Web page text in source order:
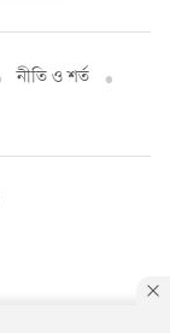
নীতি ও শর্ত